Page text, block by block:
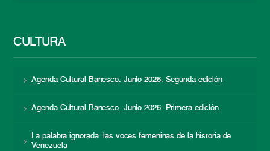
CULTURA
Agenda Cultural Banesco. Junio 2026. Segunda edición
Agenda Cultural Banesco. Junio 2026. Primera edición
La palabra ignorada: las voces femeninas de la historia de
Venezuela